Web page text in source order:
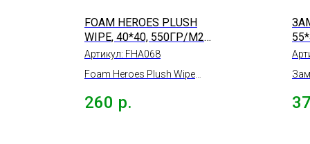
FOAM HEROES PLUSH
WIPE, 40*40, 550ГР/М2
(ВЫВЕЛИ)
Артикул: FHA068
Foam Heroes Plush Wipe
располировки составов
260 р.